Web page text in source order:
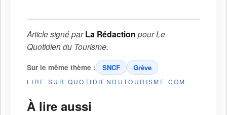
Article signé parLa Rédaction pourLe
Quotidien du Tourisme.
Sur le même thème : SNCF Grève
LIRE SUR QUOTIDIENDUTOURISME.COM
À lire aussi